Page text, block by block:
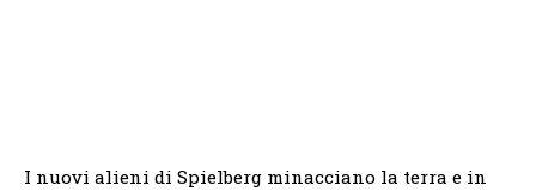
I nuovi alieni di Spielberg minacciano la terra e in